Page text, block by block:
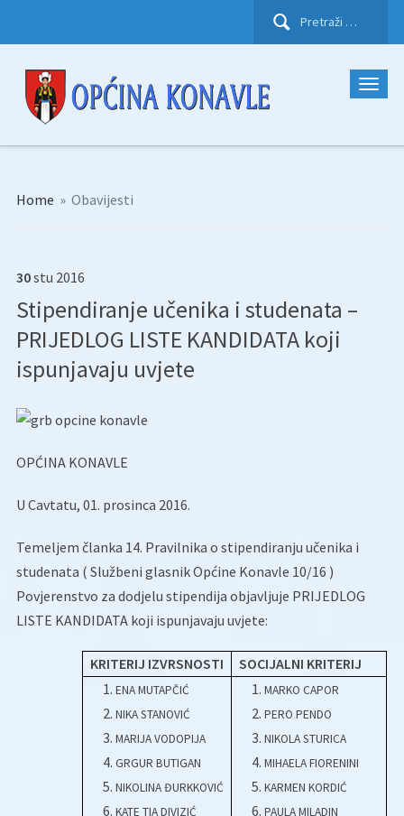
Pretraži:
Home » Obavijesti
30stu 2016
Stipendiranje učenika i studenata –
PRIJEDLOG LISTE KANDIDATA koji
ispunjavaju uvjete
OPĆINA KONAVLE
U Cavtatu, 01. prosinca 2016.
Temeljem članka 14. Pravilnika o stipendiranju učenika i
studenata ( Službeni glasnik Općine Konavle 10/16 )
Povjerenstvo za dodjelu stipendija objavljuje PRIJEDLOG
LISTE KANDIDATA koji ispunjavaju uvjete:
KRITERIJ IZVRSNOSTI SOCIJALNI KRITERIJ
ENA MUTAPČIĆ
NIKA STANOVIĆ
MARIJA VODOPIJA
GRGUR BUTIGAN
NIKOLINA ĐURKKOVIĆ
KATE TIA DIVIZIĆ
MARKO CAPOR
PERO PENDO
NIKOLA STURICA
MIHAELA FIORENINI
KARMEN KORDIĆ
PAULA MILADIN